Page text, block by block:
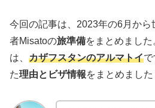
今回の記事は、2023年の6月か
者Misatoの旅準備をまとめまし
は、 カザフスタンのアルマトイ
た理由とビザ情報をまとめました